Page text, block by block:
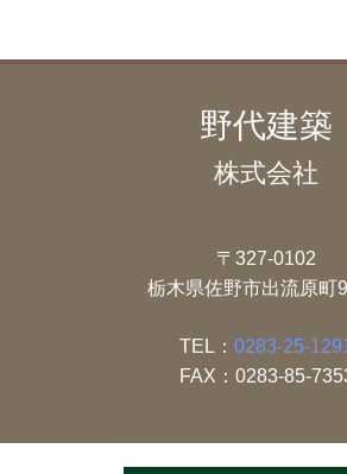
野代建築
株式会社
〒327-0102
栃木県佐野市出流原町
TEL： 0283-25-
FAX：0283-85-